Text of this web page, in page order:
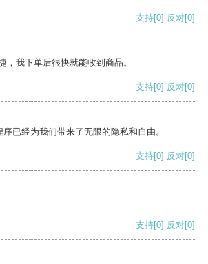
支持[0] 反对[0]
，我下单后很快就能收到商品。
支持[0] 反对[0]
已经为我们带来了无限的隐私和自由。
支持[0] 反对[0]
支持[0] 反对[0]